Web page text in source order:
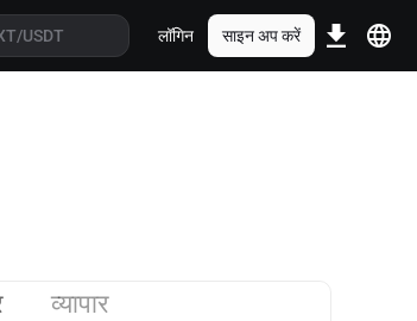
लॉगिन साइन अप करें
व्यापार